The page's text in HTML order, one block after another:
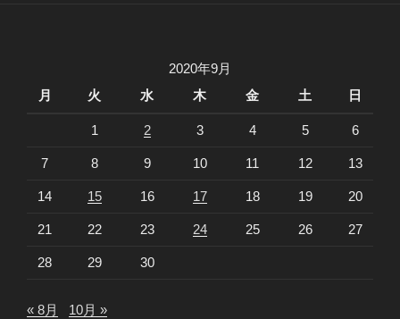
2020年9月
月
火 水 木 金 土 日
1 2 3 4 5 6
7 8 9 10 11 12 13
14 15 16 17 18 19 20
21 22 23 24 25 26 27
28 29 30
« 8月 10月 »